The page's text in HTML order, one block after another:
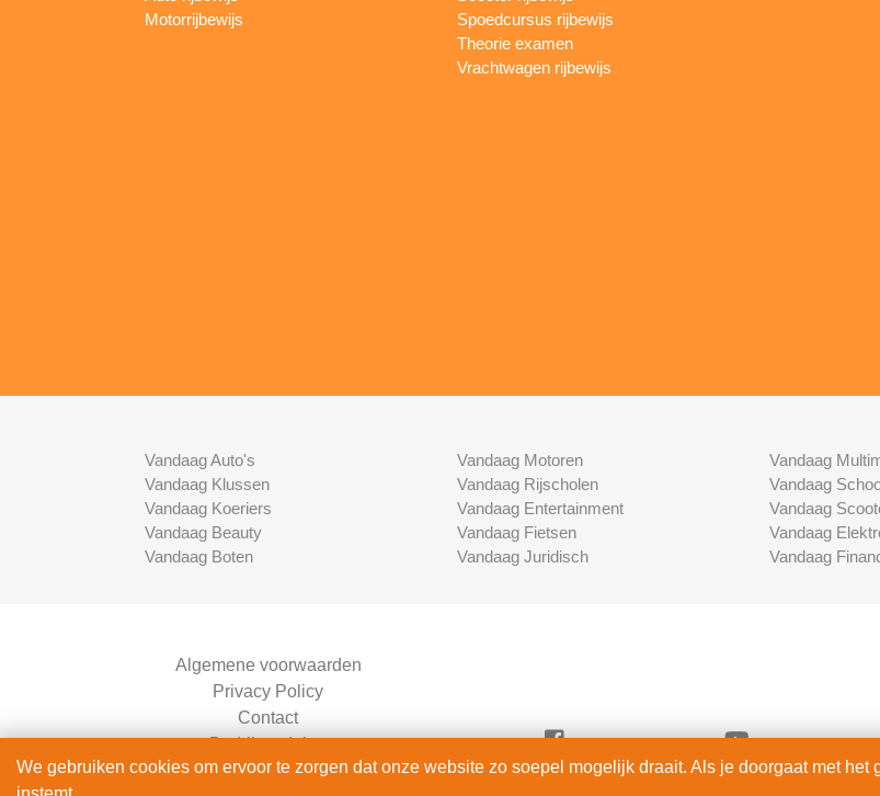
Motorrijbewijs
Spoedcursus rijbewijs
Theorie examen
Vrachtwagen rijbewijs
Vandaag Auto's
Vandaag Klussen
Vandaag Koeriers
Vandaag Beauty
Vandaag Boten
Vandaag Motoren
Vandaag Rijscholen
Vandaag Entertainment
Vandaag Fietsen
Vandaag Juridisch
Vandaag
Vandaag
Vandaag
Vandaag
Vandaag
Algemene voorwaarden
Privacy Policy
Contact
Bedrijven Inlog
We gebruiken cookies om ervoor te zorgen dat onze website zo soepel mogelijk draait. Als je doorgaat met